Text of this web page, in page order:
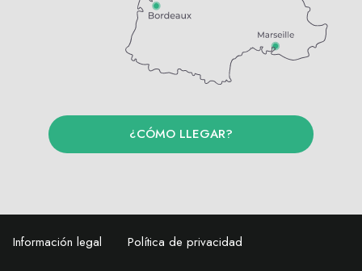
¿CÓMO LLEGAR?
Información legal Política de privacidad